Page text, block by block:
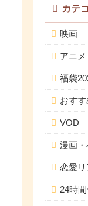
カテ
映画
アニメ
福袋
おす
VOD
漫画・
恋愛リ
24時